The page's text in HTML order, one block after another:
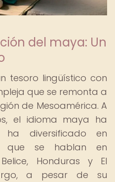
del maya: Un
tesoro lingüístico con
que se remonta a
de Mesoamérica. A
el idioma maya ha
diversificado en
que se hablan en
Honduras y El
a pesar de su